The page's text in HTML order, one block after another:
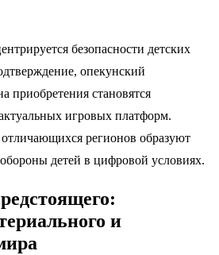
безопасности детских
опекунский
приобретения становятся
игровых платформ.
регионов образуют
детей в цифровой условиях.
и